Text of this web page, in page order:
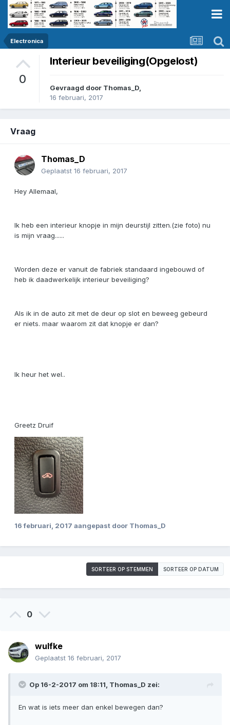
Electronica
0
Interieur beveiliging(Opgelost)
Gevraagd door Thomas_D,
16 februari, 2017
Vraag
Thomas_D
Geplaatst 16 februari, 2017
Hey Allemaal,
Ik heb een interieur knopje in mijn deurstijl zitten.(zie foto) nu
is mijn vraag......
Worden deze er vanuit de fabriek standaard ingebouwd of
heb ik daadwerkelijk interieur beveiliging?
Als ik in de auto zit met de deur op slot en beweeg gebeurd
er niets. maar waarom zit dat knopje er dan?
Ik heur het wel..
Greetz Druif
16 februari, 2017 aangepast door Thomas_D
SORTEER OP STEMMEN SORTEER OP DATUM
0
wulfke
Geplaatst 16 februari, 2017
Op 16-2-2017 om 18:11, Thomas_D zei:
En wat is iets meer dan enkel bewegen dan?